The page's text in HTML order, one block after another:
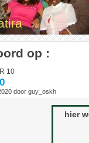
op :
10
door guy_oskh
hier